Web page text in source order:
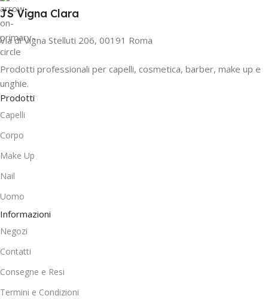
JS Vigna Clara
Via di Vigna Stelluti 206, 00191 Roma
Prodotti professionali per capelli, cosmetica, barber, make up e
unghie.
Prodotti
Capelli
Corpo
Make Up
Nail
Uomo
Informazioni
Negozi
Contatti
Consegne e Resi
Termini e Condizioni